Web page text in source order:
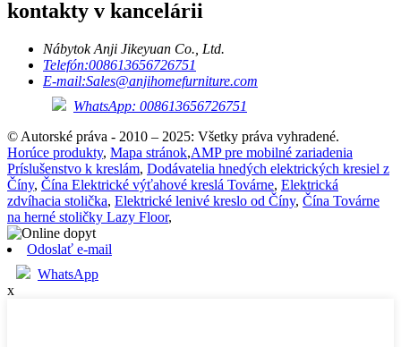
kontakty v kancelárii
Nábytok Anji Jikeyuan Co., Ltd.
Telefón:008613656726751
E-mail:Sales@anjihomefurniture.com
WhatsApp: 008613656726751
© Autorské práva - 2010 – 2025: Všetky práva vyhradené.
Horúce produkty, Mapa stránok,AMP pre mobilné zariadenia
Príslušenstvo k kreslám, Dodávatelia hnedých elektrických kresiel z
Číny, Čína Elektrické výťahové kreslá Továrne, Elektrická
zdvíhacia stolička, Elektrické lenivé kreslo od Číny, Čína Továrne
na herné stoličky Lazy Floor,
Odoslať e-mail
WhatsApp
x